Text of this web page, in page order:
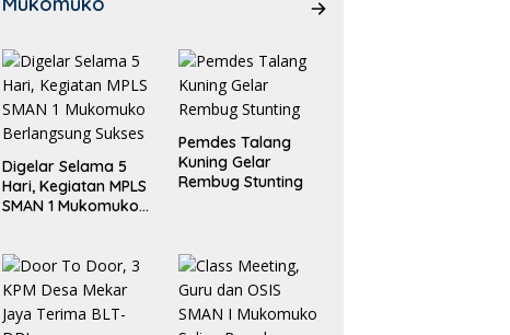
Digelar Selama 5
Hari, Kegiatan MPLS
SMAN 1 Mukomuko
Pemdes Talang
Kuning Gelar
Rembug Stunting